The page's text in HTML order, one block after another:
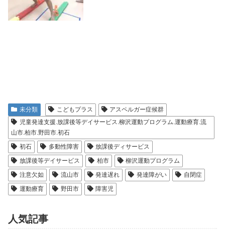
未分類 こどもプラス
アスペルガー症候群
児童発達支援.放課後等デイサービス.柳沢運動プログラム.運動療育.流
山市.柏市.野田市.初石
初石
多動性障害
放課後ディサービス
放課後等デイサービス
柏市
柳沢運動プログラム
注意欠如
流山市 発達遅れ 発達障がい
自閉症
運動療育
野田市 障害児
人気記事